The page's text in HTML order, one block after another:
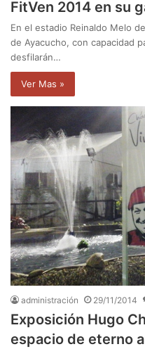
FitVen 2014 en su
En el estadio Reinaldo Melo
de Ayacucho, con capacidad
desfilarán…
Ver Mas »
administración 29/11/2014
Exposición Hugo
espacio de eterno